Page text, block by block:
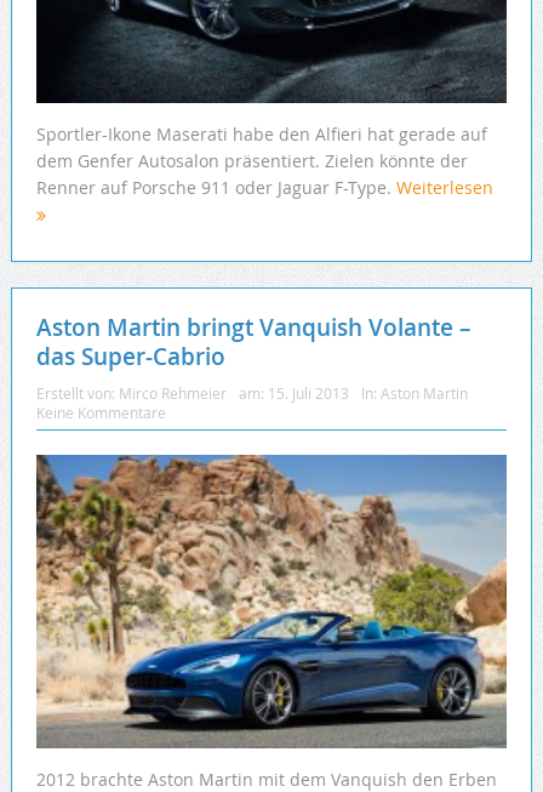
Sportler-Ikone Maserati habe den Alfieri hat gerade auf
dem Genfer Autosalon präsentiert. Zielen könnte der
Renner auf Porsche 911 oder Jaguar F-Type. Weiterlesen
Aston Martin bringt Vanquish Volante –
das Super-Cabrio
Erstellt von: Mirco Rehmeier am: 15. Juli 2013 In: Aston Martin
Keine Kommentare
2012 brachte Aston Martin mit dem Vanquish den Erben